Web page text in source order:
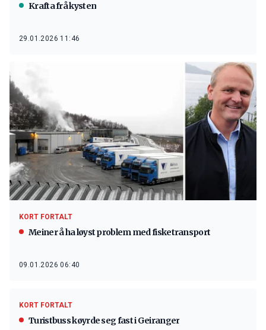
Krafta frå kysten
29.01.2026 11:46
KORT FORTALT
Meiner å ha løyst problem med fisketransport
09.01.2026 06:40
KORT FORTALT
Turistbuss køyrde seg fast i Geiranger